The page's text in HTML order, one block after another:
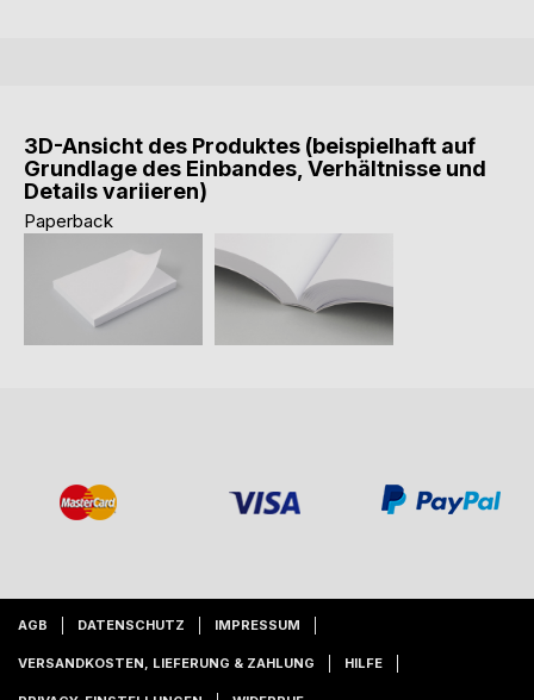
3D-Ansicht des Produktes (beispielhaft auf
Grundlage des Einbandes, Verhältnisse und
Details variieren)
Paperback
AGB DATENSCHUTZ IMPRESSUM
VERSANDKOSTEN, LIEFERUNG & ZAHLUNG HILFE